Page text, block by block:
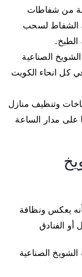
من شفاطات
الشفاط لسحب
الطبخ.
الصناعية
كل انحاء الكويت
وتنظيف منازل
على مدار الساعة
يعكس ونظافة
الفنادق
الصناعية